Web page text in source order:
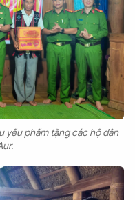
yếu phẩm tặng các hộ dân